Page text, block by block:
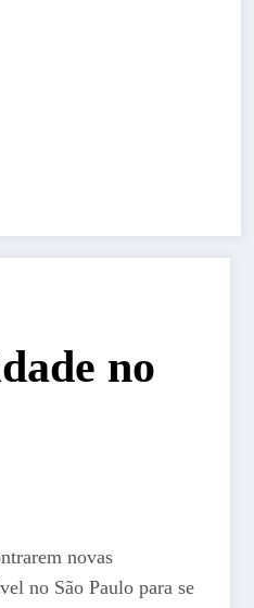
no
novas
no São Paulo para se